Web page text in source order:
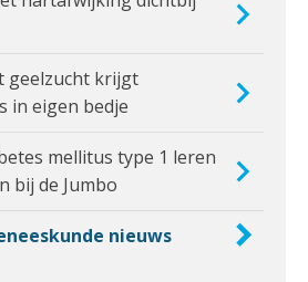
geelzucht krijgt
in eigen bedje
mellitus type 1 leren
bij de Jumbo
nieuws